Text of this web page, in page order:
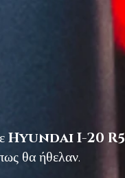
Hyundai I-20 R5
θα ήθελαν.